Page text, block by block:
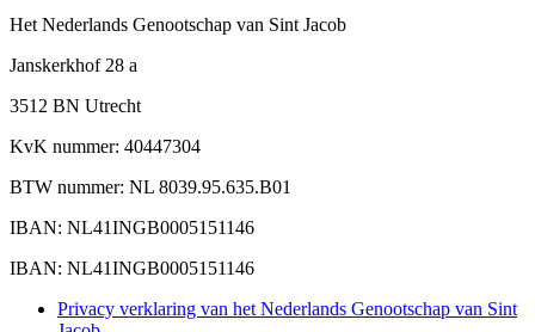
Het Nederlands Genootschap van Sint Jacob
Janskerkhof 28 a
3512 BN Utrecht
KvK nummer: 40447304
BTW nummer: NL 8039.95.635.B01
IBAN: NL41INGB0005151146
IBAN: NL41INGB0005151146
Privacy verklaring van het Nederlands Genootschap van Sint